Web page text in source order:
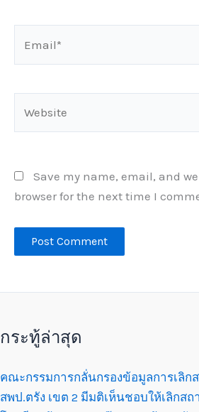
Save my name, email, and
browser for the next time I
กระทู้ล่าสุด
คณะกรรมการกลั่นกรองข้อมูลการเลิ
สพป.ตรัง เขต 2 มีมติเห็นชอบให้เลิกส